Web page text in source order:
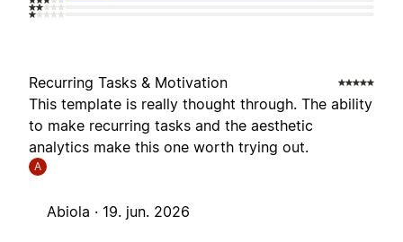
Recurring Tasks & Motivation
This template is really thought through. The ability
to make recurring tasks and the aesthetic
analytics make this one worth trying out.
A
Abiola · 19. jun. 2026